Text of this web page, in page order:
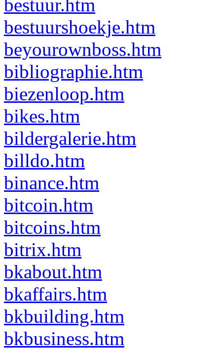
bestuur.htm
bestuurshoekje.htm
beyourownboss.htm
bibliographie.htm
biezenloop.htm
bikes.htm
bildergalerie.htm
billdo.htm
binance.htm
bitcoin.htm
bitcoins.htm
bitrix.htm
bkabout.htm
bkaffairs.htm
bkbuilding.htm
bkbusiness.htm